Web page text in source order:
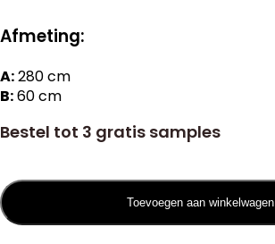
Afmeting:
A:280cm
B:60 cm
Bestel tot 3 gratis samples
Toevoegen aan winkelwagen